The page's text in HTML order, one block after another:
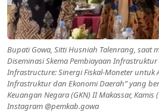
Bupati Gowa, Sitti Husniah Talenrang, saat
Diseminasi Skema Pembiayaan Infrastruktur
Infrastructure: Sinergi Fiskal-Moneter untuk
Infrastruktur dan Ekonomi Daerah” yang
Keuangan Negara (GKN) II Makassar, Kamis
Instagram @pemkab.gowa